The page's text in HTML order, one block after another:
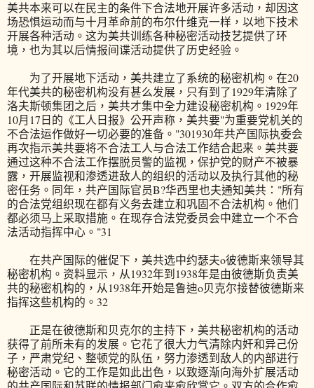
美共本来可以在民主的条件下合法地开展许多活动，却因这
场恐惧运动而与十月革命前的布尔什维克一样，以地下技术
开展各种活动。这为美共训练各种秘密活动技艺提供了环
境，也为其以后情报间谍活动提供了历史经验。
为了开展地下活动，美共建立了系统的秘密机构。在20
年代美共的秘密机构没有甚么发展，只有到了1929年清除了
洛夫斯顿集团之后，美共才集中全力建设秘密机构。1929年
10月17日的《工人日报》公开声称，美共要"为重要党机关的
不合法运作做好一切必要的准备。"301930年共产国际执委会
再次指示美共要将不合法工人与合法工作结合起来。美共要
通过这种不合法工作摆脱员警的监视，保护党的财产不被暴
露，开展监视和渗透进敌人的组织的活动以及执行其他的秘
密任务。同年，共产国际官员B?华西里也夫通知美共："所有
的合法党组织现在都有义务去建立和巩固不合法机构。他们
都必须马上采取措施。在现存合法党委员会中建立一个不合
法活动指挥中心。"31
在共产国际的催促下，美共选中约瑟夫o彼德斯来领导其
秘密机构。资料显示，从1932年到1938年是由彼德斯负责美
共的秘密机构的，从1938年开始是鲁迪o贝克尔接替彼德斯来
指挥这些机构的。32
正是在彼德斯和贝克尔的主持下，美共秘密机构的活动
获得了前所未有的发展。它花了很大力气清除内奸和异己份
子，严肃党纪、整顿党的队伍，努力渗透到敌人的内部进行
秘密活动。它的工作是如此出色，以致逐渐向海外扩展活动